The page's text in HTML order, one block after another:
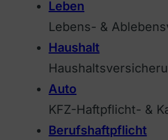
Leben
Lebens- &
Haushalt
Auto
KFZ-Haftpflicht- &
Berufshaftpflicht